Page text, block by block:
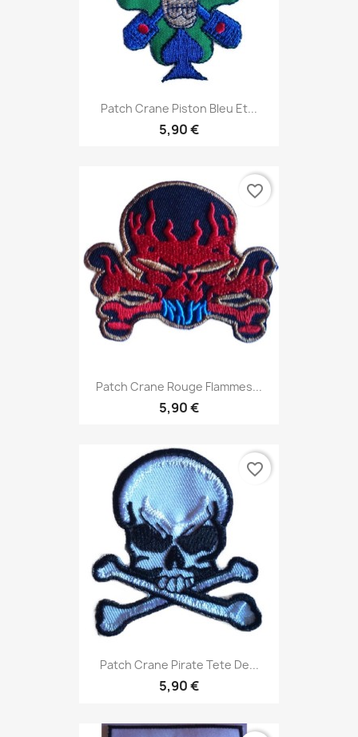
Patch Crane Piston Bleu Et...
5,90 €
Patch Crane Rouge Flammes...
5,90 €
favorite_border
Patch Crane Pirate Tete De...
5,90 €
favorite_border